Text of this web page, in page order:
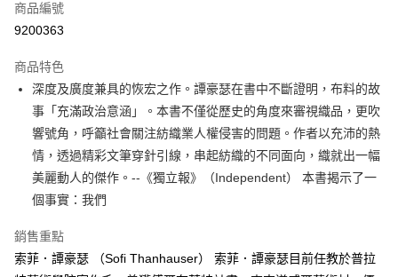
ATM付款
運送方式
付款後全家取貨
每筆NT$60，滿NT$499(含以上)免運費
付款後7-11取貨
每筆NT$60，滿NT$499(含以上)免運費
宅配
每筆NT$100，滿NT$499(含以上)免運費
商品編號
9200363
商品特色
深度及廣度兼具的恢宏之作。譚豪瑟在書中不斷證明，布料的故
事「充滿政治意涵」。本書不僅從歷史的角度來審視織品，更吹
響號角，呼籲社會關注紡織業人權侵害的問題。作者以充沛的熱
情，透過精彩文筆穿針引線，串起紡織的不同面向，織就出一幅
美麗動人的傑作。--《獨立報》（Independent） 本書揭示了一
個事實：我們
銷售重點
索菲．譚豪瑟 （Sofi Thanhauser） 索菲．譚豪瑟目前任教於普拉